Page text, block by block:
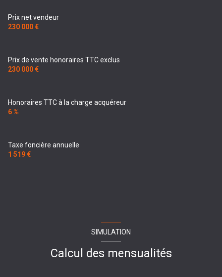
Prix net vendeur
230 000 €
Prix de vente honoraires TTC exclus
230 000 €
Honoraires TTC à la charge acquéreur
6 %
Taxe foncière annuelle
1 519 €
SIMULATION
Calcul des mensualités